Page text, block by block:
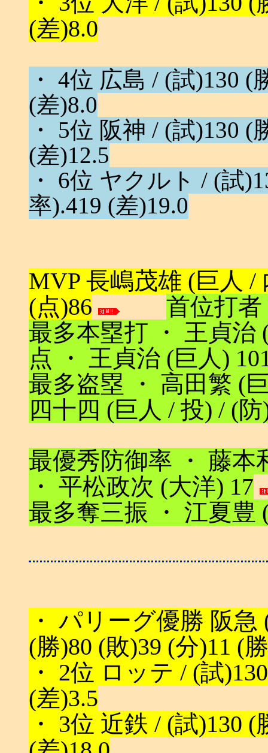
(差)8.0
・ 4位 広島 / (試)130 (
(差)8.0
・ 5位 阪神 / (試)130 (
(差)12.5
・ 6位 ヤクルト / (試
率).419 (差)19.0
MVP 長嶋茂雄 (巨人 /
(点)86
首位打者
最多本塁打 ・ 王貞治
点 ・ 王貞治 (巨人)
最多盗塁 ・ 高田繁 (
四十四 (巨人 / 投) / (
最優秀防御率 ・ 藤本
・ 平松政次 (大洋) 17
最多奪三振 ・ 江夏豊
・ パリーグ優勝 阪
(勝)80 (敗)39 (分)11 (
・ 2位 ロッテ / (試
(差)3.5
・ 3位 近鉄 / (試)130